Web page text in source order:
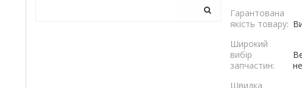
Гарантована
якість товару:
Широкий
вибір
запчастин:
Швидка